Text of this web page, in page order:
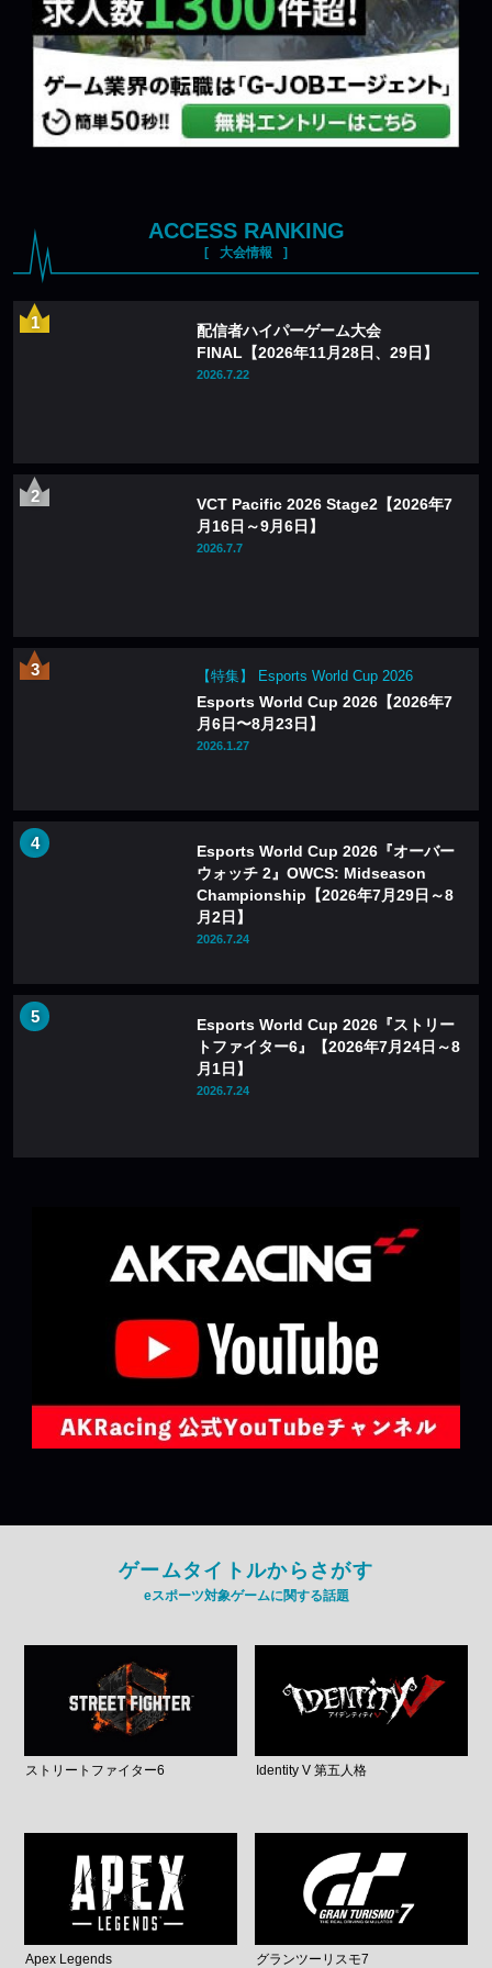
ACCESS RANKING
大会情報
配信者ハイパーゲーム大会
FINAL【2026年11月28日、29日】
2026.7.22
VCT Pacific 2026 Stage2【2026年7
月16日～9月6日】
2026.7.7
【特集】 Esports World Cup 2026
Esports World Cup 2026【2026年7
月6日〜8月23日】
2026.1.27
Esports World Cup 2026『オーバー
ウォッチ 2』OWCS: Midseason
Championship【2026年7月29日～8
月2日】
2026.7.24
Esports World Cup 2026『ストリー
トファイター6』【2026年7月24日～8
月1日】
2026.7.24
ゲームタイトルからさがす
eスポーツ対象ゲームに関する話題
ストリートファイター6 Identity V 第五人格
Apex Legends グランツーリスモ7